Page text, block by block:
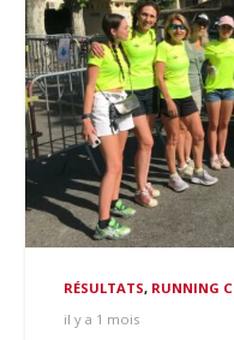
RÉSULTATS, RUNNING
il y a 1 mois